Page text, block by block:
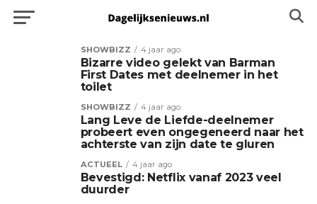
SHOWBIZZ 4 jaar ago
Bizarre video gelekt van Barman
First Dates met deelnemer in het
toilet
SHOWBIZZ 4 jaar ago
Lang Leve de Liefde-deelnemer
probeert even ongegeneerd naar het
achterste van zijn date te gluren
ACTUEEL 4 jaar ago
Bevestigd: Netflix vanaf 2023 veel
duurder